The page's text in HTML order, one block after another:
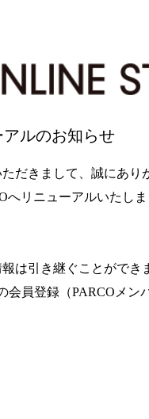
アルのお知らせ
だきまして、誠にあり
へリニューアルいたしま
は引き継ぐことができ
員登録（PARCOメン